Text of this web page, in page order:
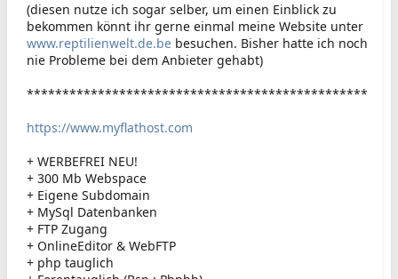
(diesen nutze ich sogar selber, um einen Einblick zu
bekommen könnt ihr gerne einmal meine Website unter
www.reptilienwelt.de.be besuchen. Bisher hatte ich noch
nie Probleme bei dem Anbieter gehabt)
************************************************
https://www.myflathost.com
+ WERBEFREI NEU!
+ 300 Mb Webspace
+ Eigene Subdomain
+ MySql Datenbanken
+ FTP Zugang
+ OnlineEditor & WebFTP
+ php tauglich